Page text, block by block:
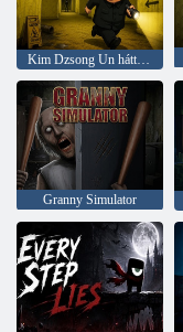
Granny Simulator